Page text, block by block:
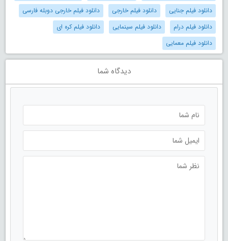
دانلود فیلم جنایی
دانلود فیلم خارجی
دانلود فیلم خارجی دوبله فارسی
دانلود فیلم درام
دانلود فیلم سینمایی
دانلود فیلم کره ای
دانلود فیلم معمایی
دیدگاه شما